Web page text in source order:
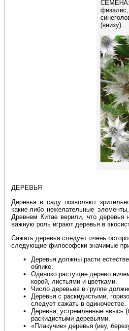
СЕМЕНА:
(внизу).
ДЕРЕВЬЯ
Деревья в саду позволяют
какие-либо нежелательные
Древнем Китае верили, что
важную роль играют деревья в
Сажать деревья следует очень
следующие философски значимые
Деревья должны расти
облике.
Одиноко растущее дерево
корой, листьями и цветками.
Число деревьев в группе
Деревья с раскидистыми,
следует сажать в одиночестве.
Деревья, устремленные ввысь
раскидистыми деревьями.
«Плакучие» деревья (иву,